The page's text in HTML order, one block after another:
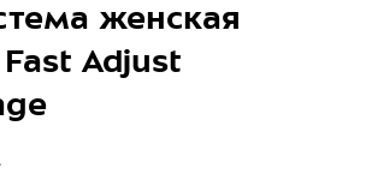
женская
Adjust